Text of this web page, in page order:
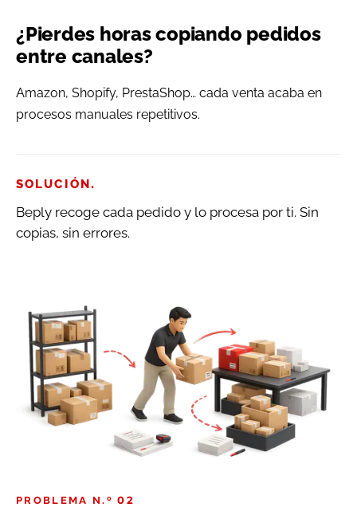
¿Pierdes horas copiando pedidos
entre canales?
Amazon, Shopify, PrestaShop… cada venta acaba en
procesos manuales repetitivos.
SOLUCIÓN .
Beply recoge cada pedido y lo procesa por ti. Sin
copias, sin errores.
PROBLEMA N.º 02